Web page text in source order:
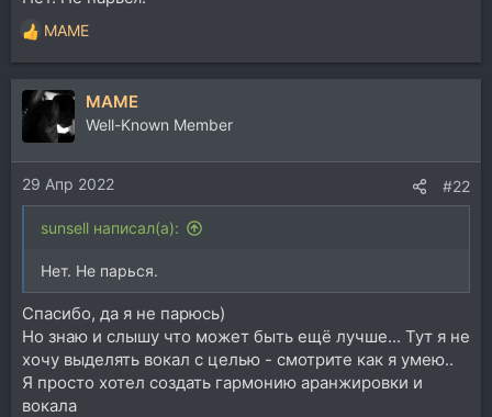
Р
е
а
ц
и
и
:
MAME
MAME
Well-Known Member
29 Апр 2022 #22
sunsell написал(а):
Нет. Не парься.
Спасибо, да я не парюсь)
Но знаю и слышу что может быть ещё лучше... Тут я не
хочу выделять вокал с целью - смотрите как я умею..
Я просто хотел создать гармонию аранжировки и
вокала